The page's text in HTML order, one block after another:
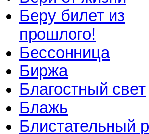
Беру билет из
прошлого!
Бессонница
Биржа
Благостный свет
Блажь
Блистательный